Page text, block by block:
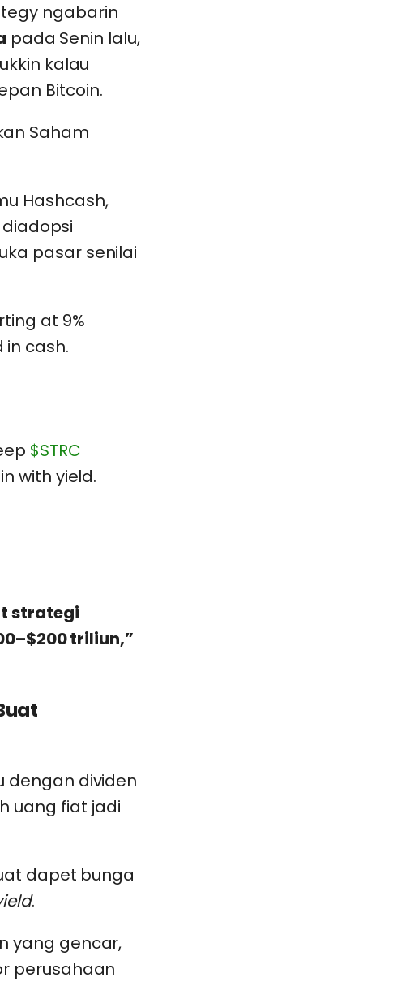
ngabarin
pada Senin lalu,
kalau
Bitcoin.
Hashcash,
pasar senilai
at 9%
cash.
$STRC
with yield.
strategi
triliun,”
dengan dividen
uang fiat jadi
dapet bunga
.
yang gencar,
perusahaan